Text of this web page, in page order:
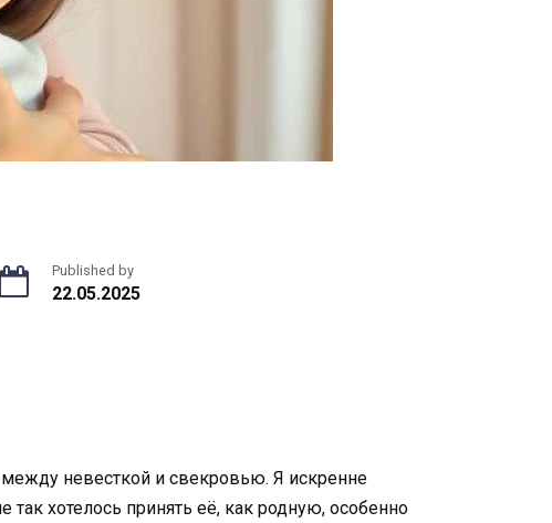
Published by
22.05.2025
между невесткой и свекровью. Я искренне
хотелось принять её, как родную, особенно